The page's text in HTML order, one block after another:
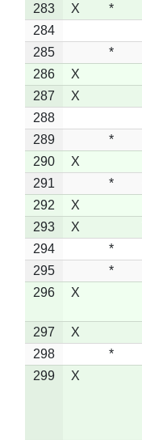
283
X *
284
285
*
286
X
287
X
288
289
*
290
X
291
*
292
X
293
X
294
*
295
*
296
X
297 X
298
*
299
X